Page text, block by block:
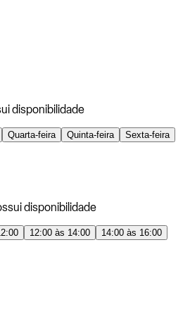
disponibilidade
Quarta-feira Quinta-feira
Sexta-feira
disponibilidade
12:00 às 14:00
14:00 às 16:00